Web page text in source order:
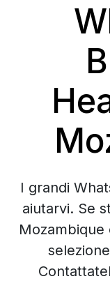
I grandi
aiutarvi. Se